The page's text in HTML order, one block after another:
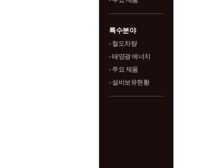
특수분야
- 철도차량
- 태양광 에너지
- 주요 제품
- 설비보유현황